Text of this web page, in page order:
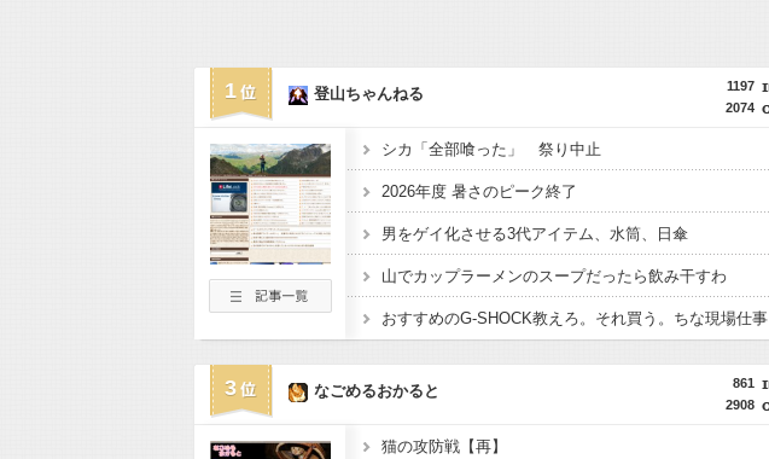
1
1197
2074
登山ちゃんねる
シカ「全部喰った」 祭り中止
2026年度 暑さのピーク終了
男をゲイ化させる3代アイテム、水筒、日傘
山でカップラーメンのスープだったら飲み干すわ
おすすめのG-SHOCK教えろ。それ買う。ちな現場仕事
3
861
2908
なごめるおかると
猫の攻防戦【再】